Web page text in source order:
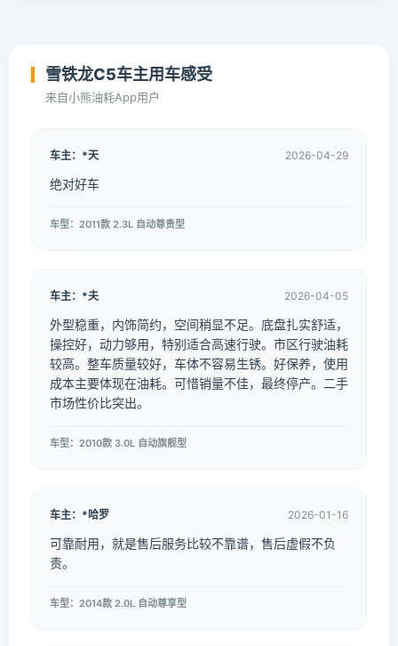
雪铁龙C5车主用车感受
来自小熊油耗App用户
车主：*天 2026-04-29
绝对好车
车型：2011款 2.3L 自动尊贵型
车主：*夫 2026-04-05
外型稳重，内饰简约，空间稍显不足。底盘扎实舒适，
操控好，动力够用，特别适合高速行驶。市区行驶油耗
较高。整车质量较好，车体不容易生锈。好保养，使用
成本主要体现在油耗。可惜销量不佳，最终停产。二手
市场性价比突出。
车型：2010款 3.0L 自动旗舰型
车主：*哈罗 2026-01-16
可靠耐用，就是售后服务比较不靠谱，售后虚假不负
责。
车型：2014款 2.0L 自动尊享型